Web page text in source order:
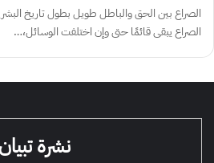
الصراع بين الحق والباطل طويل بطول تاريخ
الصراع يبقى قائمًا حتى وإن اختلفت الوسائل،…
نشرة تبيان